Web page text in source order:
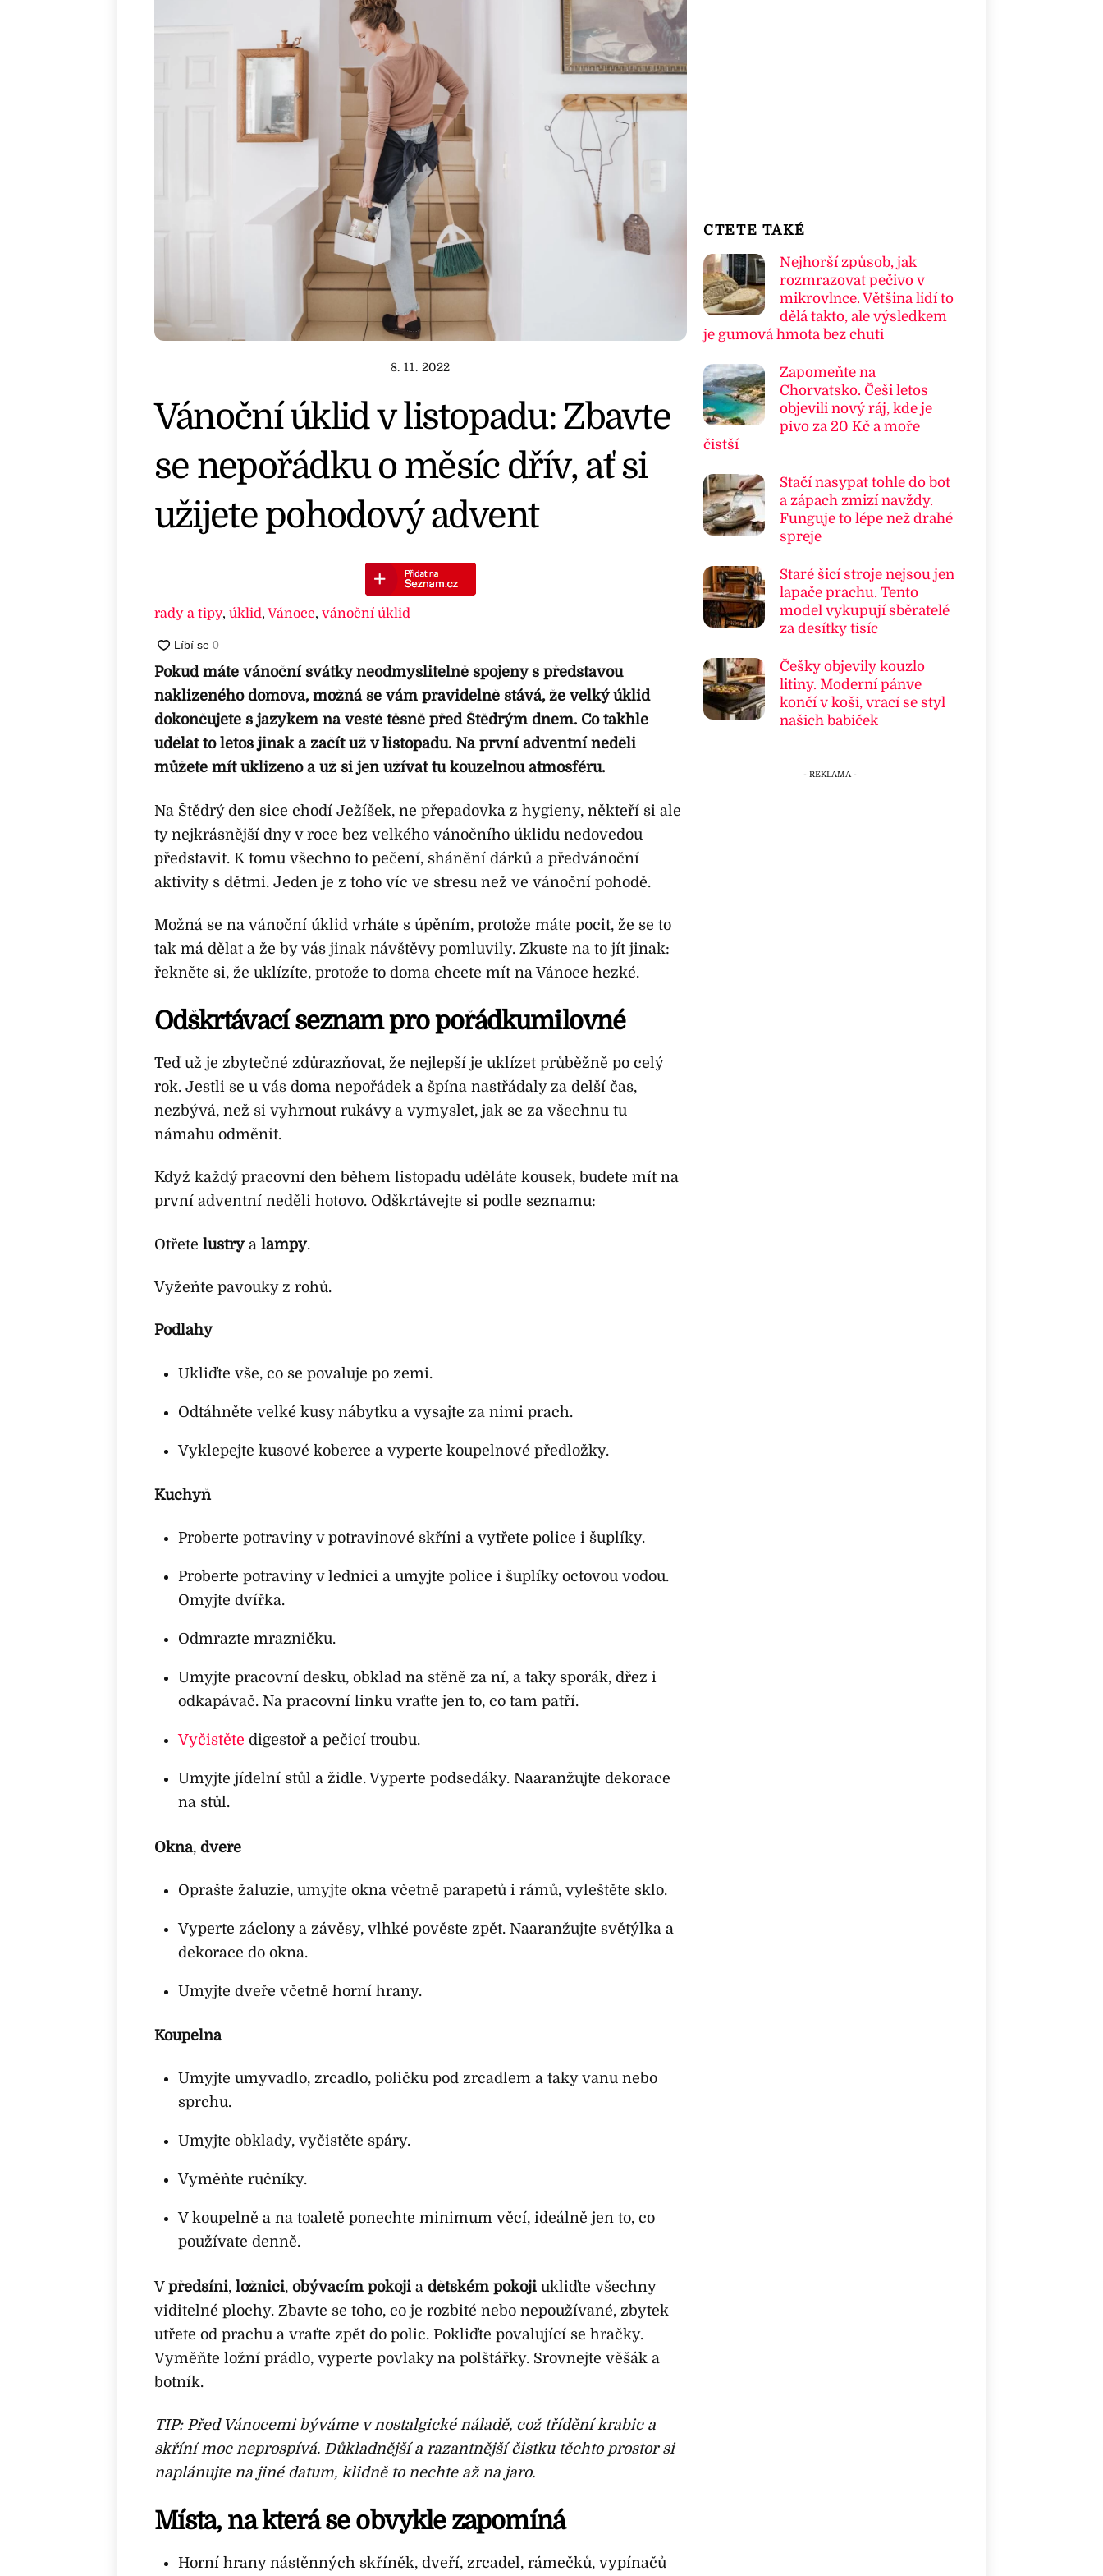
8. 11. 2022
Vánoční úklid v listopadu: Zbavte
se nepořádku o měsíc dřív, ať si
užijete pohodový advent
rady a tipy, úklid, Vánoce, vánoční úklid
Pokud máte vánoční svátky neodmyslitelně spojeny s představou
naklizeného domova, možná se vám pravidelně stává, že velký úklid
dokončujete s jazykem na vestě těsně před Štědrým dnem. Co takhle
udělat to letos jinak a začít už v listopadu. Na první adventní neděli
můžete mít uklizeno a už si jen užívat tu kouzelnou atmosféru.
Na Štědrý den sice chodí Ježíšek, ne přepadovka z hygieny, někteří si ale
ty nejkrásnější dny v roce bez velkého vánočního úklidu nedovedou
představit. K tomu všechno to pečení, shánění dárků a předvánoční
aktivity s dětmi. Jeden je z toho víc ve stresu než ve vánoční pohodě.
Možná se na vánoční úklid vrháte s úpěním, protože máte pocit, že se to
tak má dělat a že by vás jinak návštěvy pomluvily. Zkuste na to jít jinak:
řekněte si, že uklízíte, protože to doma chcete mít na Vánoce hezké.
Odškrtávací seznam pro pořádkumilovné
Teď už je zbytečné zdůrazňovat, že nejlepší je uklízet průběžně po celý
rok. Jestli se u vás doma nepořádek a špína nastřádaly za delší čas,
nezbývá, než si vyhrnout rukávy a vymyslet, jak se za všechnu tu
námahu odměnit.
Když každý pracovní den během listopadu uděláte kousek, budete mít na
první adventní neděli hotovo. Odškrtávejte si podle seznamu:
Otřete lustrya lampy.
Vyžeňte pavouky z rohů.
Podlahy
Ukliďte vše, co se povaluje po zemi.
Odtáhněte velké kusy nábytku a vysajte za nimi prach.
Vyklepejte kusové koberce a vyperte koupelnové předložky.
Kuchyň
Proberte potraviny v potravinové skříni a vytřete police i šuplíky.
Proberte potraviny v lednici a umyjte police i šuplíky octovou vodou.
Omyjte dvířka.
Odmrazte mrazničku.
Umyjte pracovní desku, obklad na stěně za ní, a taky sporák, dřez i
odkapávač. Na pracovní linku vraťte jen to, co tam patří.
Vyčistěte digestoř a pečicí troubu.
Umyjte jídelní stůl a židle. Vyperte podsedáky. Naaranžujte dekorace
na stůl.
Okna, dveře
Oprašte žaluzie, umyjte okna včetně parapetů i rámů, vyleštěte sklo.
Vyperte záclony a závěsy, vlhké pověste zpět. Naaranžujte světýlka a
dekorace do okna.
Umyjte dveře včetně horní hrany.
Koupelna
Umyjte umyvadlo, zrcadlo, poličku pod zrcadlem a taky vanu nebo
sprchu.
Umyjte obklady, vyčistěte spáry.
Vyměňte ručníky.
V koupelně a na toaletě ponechte minimum věcí, ideálně jen to, co
používate denně.
V předsíni,ložnici, obývacím pokojia dětském pokojiukliďte všechny
viditelné plochy. Zbavte se toho, co je rozbité nebo nepoužívané, zbytek
utřete od prachu a vraťte zpět do polic. Pokliďte povalující se hračky.
Vyměňte ložní prádlo, vyperte povlaky na polštářky. Srovnejte věšák a
botník.
TIP: Před Vánocemi býváme v nostalgické náladě, což třídění krabic a
skříní moc neprospívá. Důkladnější a razantnější čistku těchto prostor si
naplánujte na jiné datum, klidně to nechte až na jaro.
Místa, na která se obvykle zapomíná
Horní hrany nástěnných skříněk, dveří, zrcadel, rámečků, vypínačů
ČTETE TAKÉ
Nejhorší způsob, jak
rozmrazovat pečivo v
mikrovlnce. Většina lidí to
dělá takto, ale výsledkem
je gumová hmota bez chuti
Zapomeňte na
Chorvatsko. Češi letos
objevili nový ráj, kde je
pivo za 20 Kč a moře
čistší
Stačí nasypat tohle do bot
a zápach zmizí navždy.
Funguje to lépe než drahé
spreje
Staré šicí stroje nejsou jen
lapače prachu. Tento
model vykupují sběratelé
za desítky tisíc
Češky objevily kouzlo
litiny. Moderní pánve
končí v koši, vrací se styl
našich babiček